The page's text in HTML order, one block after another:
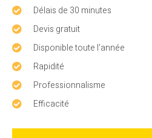
Délais de 30 minutes
Devis gratuit
Disponible toute l'année
Rapidité
Professionnalisme
Efficacité